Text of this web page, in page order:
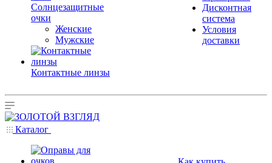
Солнцезащитные
очки
Женские
Мужские
Контактные линзы
Дисконтная
система
Условия
доставки
Каталог